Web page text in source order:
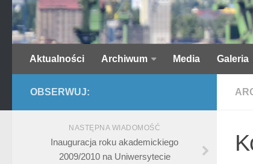
Aktualności Archiwum Media Galeria
OBSERWUJ:
NASTĘPNA WIADOMOŚĆ
Inauguracja roku akademickiego
2009/2010 na Uniwersytecie